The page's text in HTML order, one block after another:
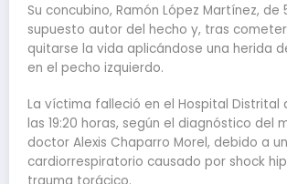
Su concubino, Ramón López Martínez, de
supuesto autor del hecho y, tras
quitarse la vida aplicándose una herida
en el pecho izquierdo.
La víctima falleció en el Hospital Distrital
las 19:20 horas, según el diagnóstico del
doctor Alexis Chaparro Morel, debido a
cardiorrespiratorio causado por shock